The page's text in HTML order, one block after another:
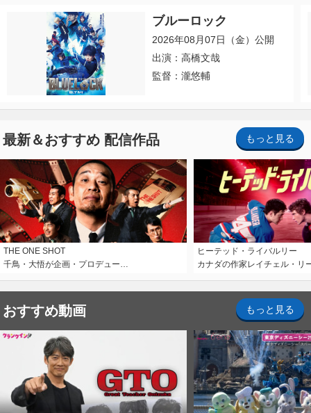
ブルーロック
2026年08月07日（金）公開
出演：高橋文哉
監督：瀧悠輔
最新＆おすすめ 配信作品 もっと見る
THE ONE SHOT
千鳥・大悟が企画・プロデュー…
ヒーテッド・ライバルリー
カナダの作家レイチェル・リ
おすすめ動画 もっと見る